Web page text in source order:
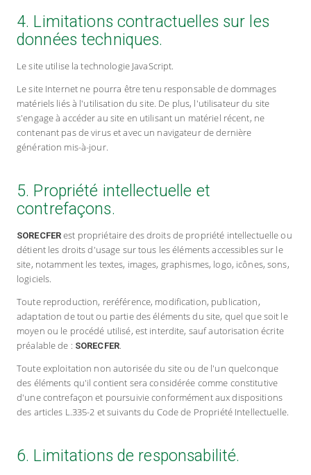
4. Limitations contractuelles sur les
données techniques.
Le site utilise la technologie JavaScript.
Le site Internet ne pourra être tenu responsable de dommages
matériels liés à l'utilisation du site. De plus, l'utilisateur du site
s'engage à accéder au site en utilisant un matériel récent, ne
contenant pas de virus et avec un navigateur de dernière
génération mis-à-jour.
5. Propriété intellectuelle et
contrefaçons.
SORECFER est propriétaire des droits de propriété intellectuelle ou
détient les droits d'usage sur tous les éléments accessibles sur le
site, notamment les textes, images, graphismes, logo, icônes, sons,
logiciels.
Toute reproduction, reréférence, modification, publication,
adaptation de tout ou partie des éléments du site, quel que soit le
moyen ou le procédé utilisé, est interdite, sauf autorisation écrite
préalable de : SORECFER.
Toute exploitation non autorisée du site ou de l'un quelconque
des éléments qu'il contient sera considérée comme constitutive
d'une contrefaçon et poursuivie conformément aux dispositions
des articles L.335-2 et suivants du Code de Propriété Intellectuelle.
6. Limitations de responsabilité.